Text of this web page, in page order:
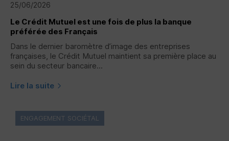
25/06/2026
Le Crédit Mutuel est une fois de plus la banque
préférée des Français
Dans le dernier baromètre d’image des entreprises
françaises, le Crédit Mutuel maintient sa première place au
sein du secteur bancaire...
Lire la suite
ENGAGEMENT SOCIÉTAL